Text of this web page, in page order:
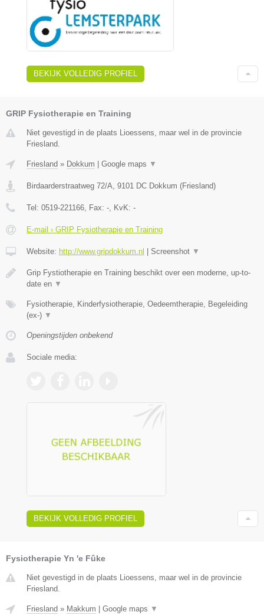
BEKIJK VOLLEDIG PROFIEL
GRIP Fysiotherapie en Training
Niet gevestigd in de plaats Lioessens, maar wel in de provincie
Friesland.
Friesland » Dokkum Google maps ▼
Birdaarderstraatweg 72/A 9101 DC Dokkum (Friesland)
Tel: 0519-221166 , Fax: - , KvK: -
E-mail › GRIP Fysiotherapie en Training
Website: http://www.gripdokkum.nl Screenshot ▼
Grip Fystiotherapie en Training beschikt over een moderne, up-to-
date en ▼
Fysiotherapie, Kinderfysiotherapie, Oedeemtherapie, Begeleiding
(ex-) ▼
Openingstijden onbekend
Sociale media:
BEKIJK VOLLEDIG PROFIEL
Fysiotherapie Yn 'e Fûke
Niet gevestigd in de plaats Lioessens, maar wel in de provincie
Friesland.
Friesland » Makkum | Google maps ▼